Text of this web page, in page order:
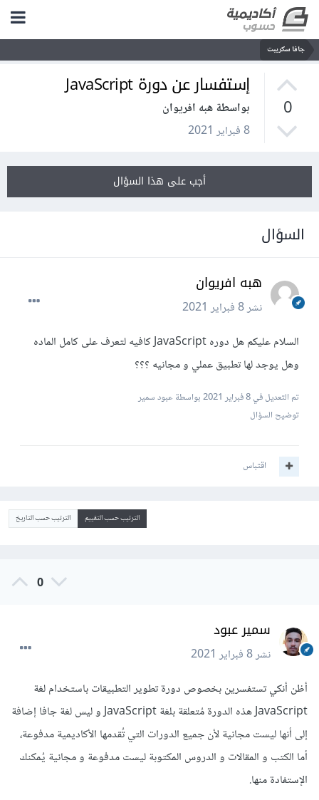
جافا سكريبت
0
إستفسار عن دورة JavaScript
بواسطة هبه افريوان
8 فبراير 2021
أجب على هذا السؤال
السؤال
هبه افريوان
نشر8 فبراير 2021
السلام عليكم هل دوره JavaScript كافيه لتعرف على كامل الماده
وهل يوجد لها تطبيق عملي و مجانيه ؟؟؟
تم التعديل في8 فبراير 2021
بواسطة عبود سمير
توضيح السؤال
اقتباس
الترتيب حسب التقييم الترتيب حسب التاريخ
0
سمير عبود
نشر8 فبراير 2021
أظن أنكي تستفسرين بخصوص دورة تطوير التطبيقات باستخدام لغة
JavaScript هذه الدورة مُتعلقة بلغة JavaScript و ليس لغة جافا إضافة
إلى أنها ليست مجانية لأن جميع الدورات التي تُقدمها الأكاديمية مدفوعة،
أما الكتب و المقالات و الدروس المكتوبة ليست مدفوعة و مجانية يُمكنك
الإستفادة منها.